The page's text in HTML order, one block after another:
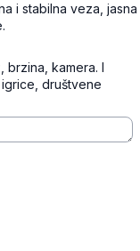
i stabilna veza, jasna
brzina, kamera. I
društvene